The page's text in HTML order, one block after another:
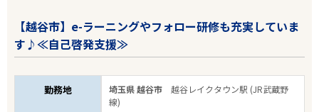
【越谷市】e-ラーニングやフォロー研修も充実していま
す♪≪自己啓発支援≫
勤務地 埼玉県 越谷市越谷レイクタウン駅 (JR武蔵野
線)